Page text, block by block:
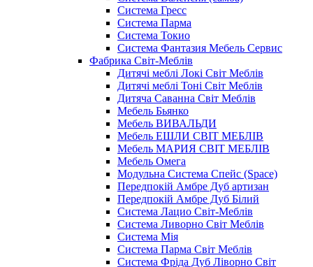
Система Гресс
Система Парма
Система Токио
Система Фантазия Мебель Сервис
Фабрика Світ-Меблів
Дитячі меблі Локі Світ Меблів
Дитячі меблі Тоні Світ Меблів
Дитяча Саванна Світ Меблів
Мебель Бьянко
Мебель ВИВАЛЬДИ
Мебель ЕШЛИ СВІТ МЕБЛІВ
Мебель МАРИЯ СВІТ МЕБЛІВ
Мебель Омега
Модульна Cистема Спейс (Space)
Передпокій Амбре Дуб артизан
Передпокій Амбре Дуб Білий
Система Лацио Світ-Меблів
Система Ливорно Світ Меблів
Система Мія
Система Парма Свiт Меблiв
Система Фріда Дуб Ліворно Світ